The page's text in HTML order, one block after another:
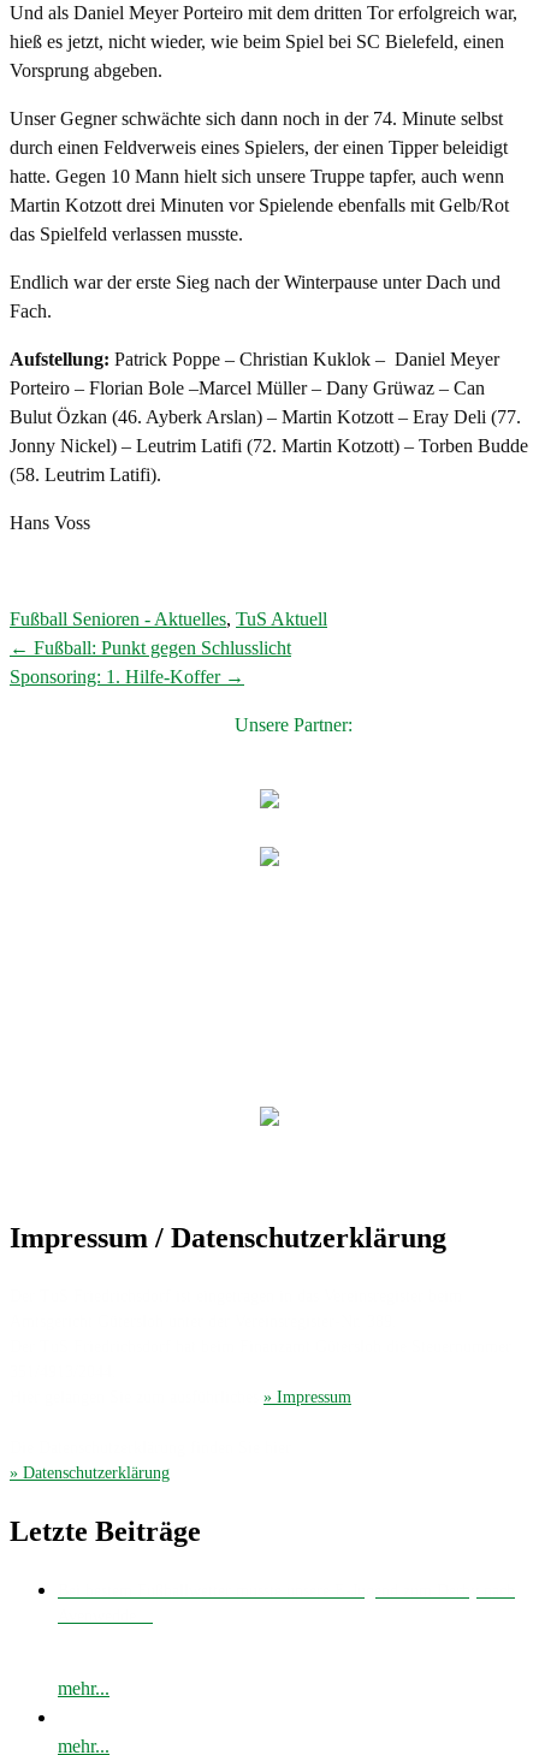
Und als Daniel Meyer Porteiro mit dem dritten Tor erfolgreich war,
hieß es jetzt, nicht wieder, wie beim Spiel bei SC Bielefeld, einen
Vorsprung abgeben.
Unser Gegner schwächte sich dann noch in der 74. Minute selbst
durch einen Feldverweis eines Spielers, der einen Tipper beleidigt
hatte. Gegen 10 Mann hielt sich unsere Truppe tapfer, auch wenn
Martin Kotzott drei Minuten vor Spielende ebenfalls mit Gelb/Rot
das Spielfeld verlassen musste.
Endlich war der erste Sieg nach der Winterpause unter Dach und
Fach.
Aufstellung: Patrick Poppe – Christian Kuklok – Daniel Meyer
Porteiro – Florian Bole –Marcel Müller – Dany Grüwaz – Can
Bulut Özkan (46. Ayberk Arslan) – Martin Kotzott – Eray Deli (77.
Jonny Nickel) – Leutrim Latifi (72. Martin Kotzott) – Torben Budde
(58. Leutrim Latifi).
Hans Voss
Fußball Senioren - Aktuelles, TuS Aktuell
Post
navigation
← Fußball: Punkt gegen Schlusslicht
Sponsoring: 1. Hilfe-Koffer →
Unsere Partner:
Impressum / Datenschutzerklärung
» Impressum
» Datenschutzerklärung
Letzte Beiträge
mehr...
mehr...